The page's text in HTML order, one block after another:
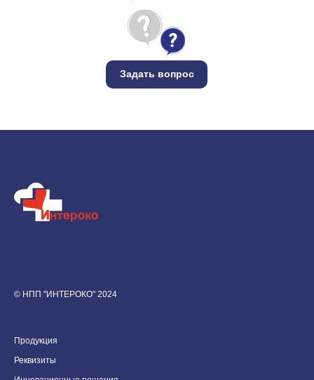
Задать вопрос
© НПП "ИНТЕРОКО" 2024
Продукция
Реквизиты